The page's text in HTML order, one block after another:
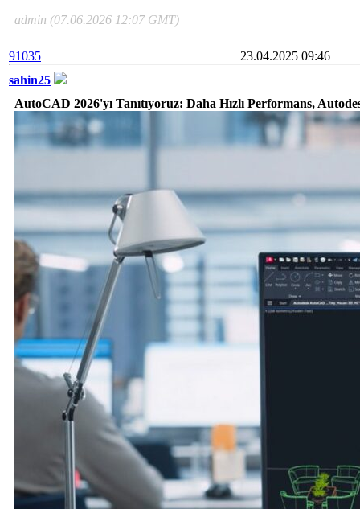
admin (07.06.2026 12:07 GMT)
91035
23.04.2025 09:46
sahin25
AutoCAD 2026'yı Tanıtıyoruz: Daha Hızlı Performans,